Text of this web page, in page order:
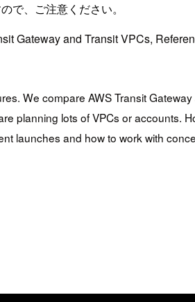
で、ご注意ください。
Gateway and Transit VPCs,
We compare AWS Transit
planning lots of VPCs or accounts.
launches and how to work with